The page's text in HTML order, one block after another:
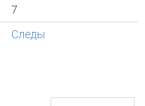
7
Следы